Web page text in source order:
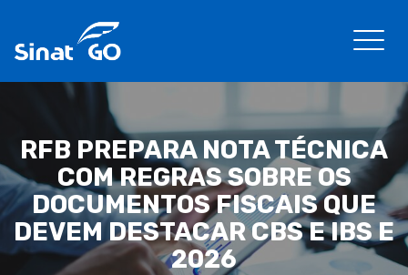
RFB PREPARA NOTA TÉCNICA
COM REGRAS SOBRE OS
DOCUMENTOS FISCAIS QUE
DEVEM DESTACAR CBS E IBS E
2026